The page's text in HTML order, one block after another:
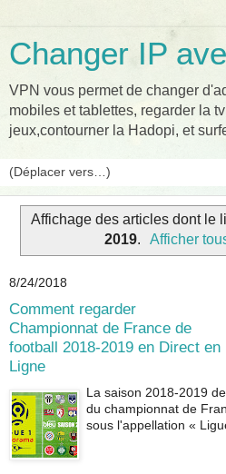
Changer IP
VPN vous permet de changer
mobiles et tablettes, regarder la
jeux,contourner la Hadopi, et
Affichage des articles dont le
2019. Afficher
8/24/2018
Comment regarder
Championnat de France de
football 2018-2019 en Direct en
Ligne
La saison 2018-2019
du championnat de
sous l'appellation «